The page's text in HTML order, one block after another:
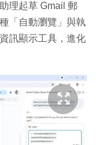
理起草 Gmail 郵
「自動瀏覽」與執
訊顯示工具，進化